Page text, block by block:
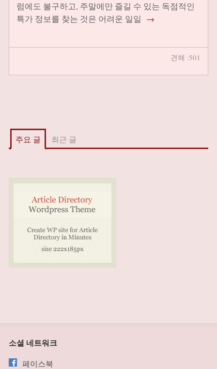
럼에도 불구하고, 주말에만 즐길 수 있는 독점적인
특가 정보를 찾는 것은 어려운 일일 →
견해 :501
주요 글 최근 글
소셜 네트워크
페이스북